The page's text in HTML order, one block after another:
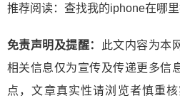
推荐阅读： 查找我的iphone在哪
免责声明及提醒：
此文内容为本
相关信息仅为宣传及传递更多信
点，文章真实性请浏览者慎重